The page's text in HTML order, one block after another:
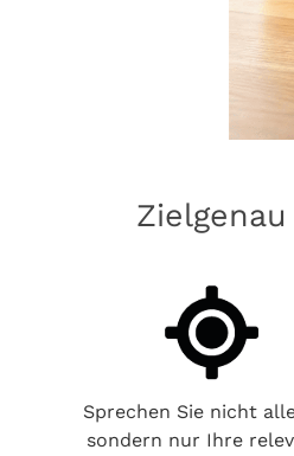
Zielgenau
Sprechen Sie nicht
sondern nur Ihre